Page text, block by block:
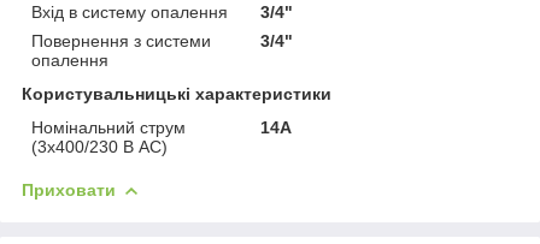
Вхід в систему опалення
3/4"
Повернення з системи
опалення
3/4"
Користувальницькі характеристики
Номінальний струм
(3х400/230 В АС)
14А
Приховати